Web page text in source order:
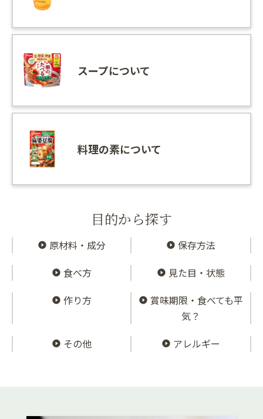
スープについて
料理の素について
目的から探す
原材料・成分
保存方法
食べ方
見た目・状態
作り方
賞味期限・食べても平
気？
その他
アレルギー